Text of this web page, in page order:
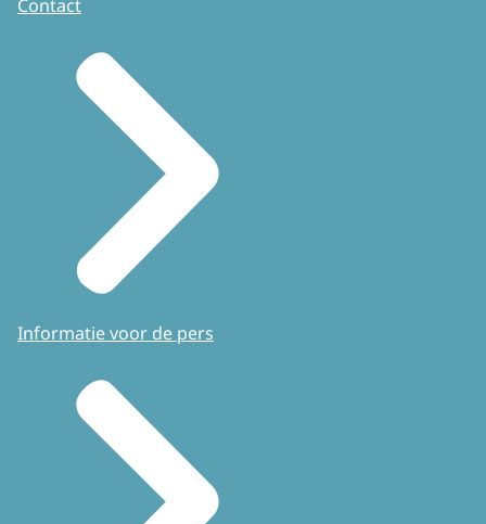
Contact
Informatie voor de pers